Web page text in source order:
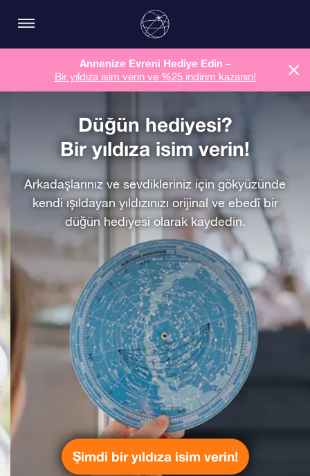
Annenize Evreni Hediye Edin –
Bir yıldıza isim verin ve %25 indirim kazanın!
Düğün hediyesi?
Bir yıldıza isim verin!
Arkadaşlarınız ve sevdikleriniz için gökyüzünde
kendi ışıldayan yıldızınızı orijinal ve ebedî bir
düğün hediyesi olarak kaydedin.
Şimdi bir yıldıza isim verin!